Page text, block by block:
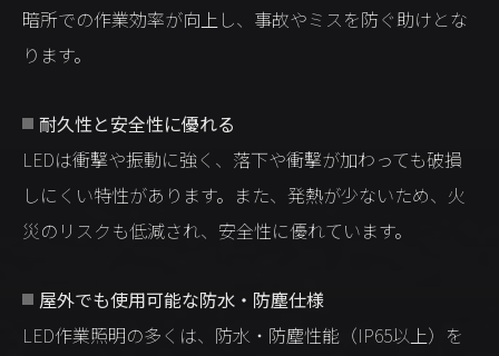
暗所での作業効率が向上し、事故やミスを防ぐ助けとな
ります。
耐久性と安全性に優れる
LEDは衝撃や振動に強く、落下や衝撃が加わっても破損
しにくい特性があります。また、発熱が少ないため、火
災のリスクも低減され、安全性に優れています。
屋外でも使用可能な防水・防塵仕様
LED作業照明の多くは、防水・防塵性能（IP65以上）を